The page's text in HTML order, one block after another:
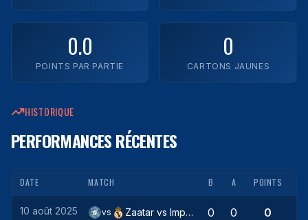
0.0
POINTS PAR PARTIE
0
CARTONS JAUNES
HISTORIQUE
PERFORMANCES RÉCENTES
DATE MATCH B A POINTS
10 août 2025 vs Zaatar vsImpact 0 0 0